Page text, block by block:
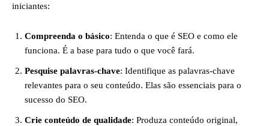
iniciantes:
Compreenda o básico: Entenda o que é SEO e como ele
funciona. É a base para tudo o que você fará.
Pesquise palavras-chave: Identifique as palavras-chave
relevantes para o seu conteúdo. Elas são essenciais para o
sucesso do SEO.
Crie conteúdo de qualidade: Produza conteúdo original,